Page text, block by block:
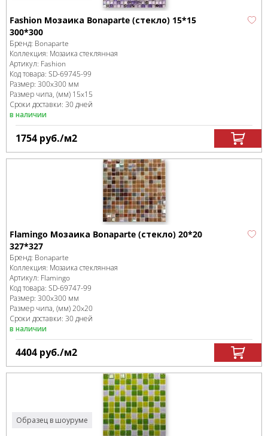
Fashion Мозаика Bonaparte (стекло) 15*15
300*300
Бренд: Bonaparte
Коллекция: Мозаика стеклянная
Артикул: Fashion
Код товара: SD-69745-99
Размер: 300x300 мм
Размер чипа, (мм) 15x15
Сроки доставки: 30 дней
в наличии
1754 руб./м2
Flamingo Мозаика Bonaparte (стекло) 20*20
327*327
Бренд: Bonaparte
Коллекция: Мозаика стеклянная
Артикул: Flamingo
Код товара: SD-69747-99
Размер: 300x300 мм
Размер чипа, (мм)20x20
Сроки доставки: 30 дней
в наличии
4404 руб./м2
Образец в шоуруме